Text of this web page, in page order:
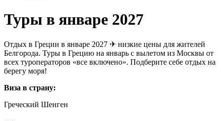
Туры в январе 2027
Отдых в Греции в январе 2027 ✈ низкие цены для жителей
Белгорода. Туры в Грецию на январь с вылетом из Москвы от
всех туроператоров «все включено». Подберите себе отдых на
берегу моря!
Виза в страну:
Греческий Шенген